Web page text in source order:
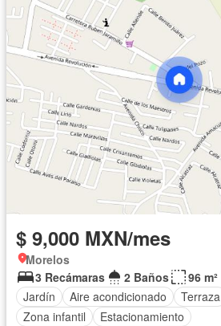
$ 9,000 MXN/mes
Morelos
3 Recámaras
2 Baños
96 m²
Jardín
Aire acondicionado Terraza
Zona infantil
Estacionamiento